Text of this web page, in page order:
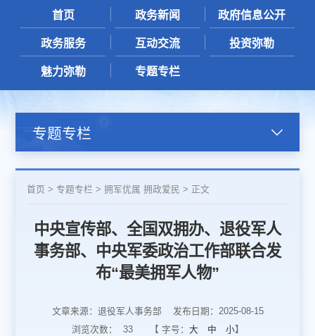
首页 政务新闻 政府信息公开
政务服务 互动交流 投资弥勒
魅力弥勒 专题专栏
专题专栏
首页 >专题专栏 >拥军优属 拥政爱民 > 正文
中央宣传部、全国双拥办、退役军人
事务部、中央军委政治工作部联合发
布“最美拥军人物”
文章来源：退役军人事务部
发布日期：2025-08-15
浏览次数：
33 【 字号： 大 中 小】